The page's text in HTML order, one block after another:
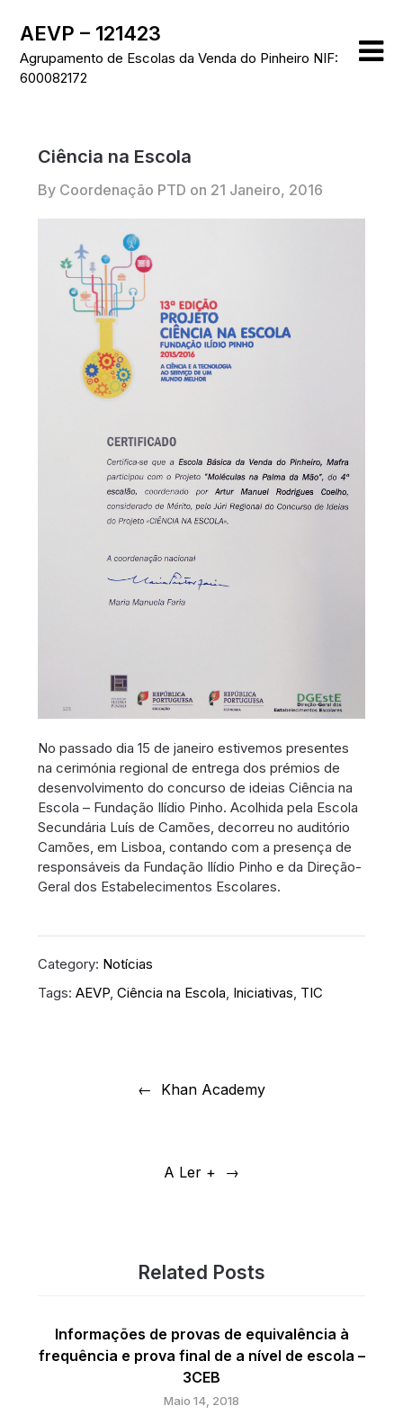
content
AEVP – 121423
Agrupamento de Escolas da Venda do Pinheiro NIF:
600082172
Ciência na Escola
By Coordenação PTD on 21 Janeiro, 2016
No passado dia 15 de janeiro estivemos presentes
na cerimónia regional de entrega dos prémios de
desenvolvimento do concurso de ideias Ciência na
Escola – Fundação Ilídio Pinho. Acolhida pela Escola
Secundária Luís de Camões, decorreu no auditório
Camões, em Lisboa, contando com a presença de
responsáveis da Fundação Ilídio Pinho e da Direção-
Geral dos Estabelecimentos Escolares.
Category: Notícias
Tags:AEVP ,Ciência na Escola Iniciativas TIC
Khan Academy
A Ler +
Related Posts
Informações de provas de equivalência à
frequência e prova final de a nível de escola –
3CEB
Maio 14, 2018